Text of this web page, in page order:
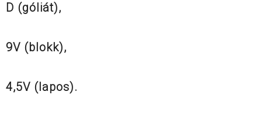
D (góliát),
9V (blokk),
4,5V (lapos).